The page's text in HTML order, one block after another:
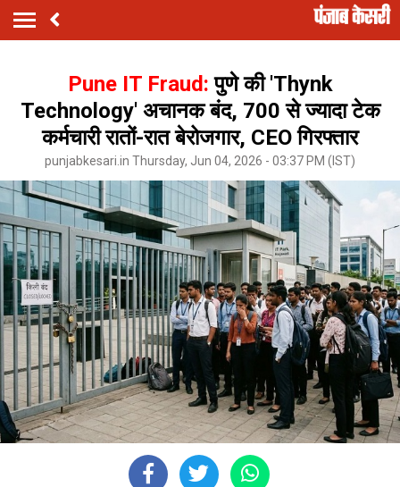
Pune IT Fraud:पुणे की 'Thynk
Technology' अचानक बंद, 700 से ज्यादा टेक
कर्मचारी रातों-रात बेरोजगार, CEO गिरफ्तार
punjabkesari.in Thursday, Jun 04, 2026 - 03:37 PM (IST)